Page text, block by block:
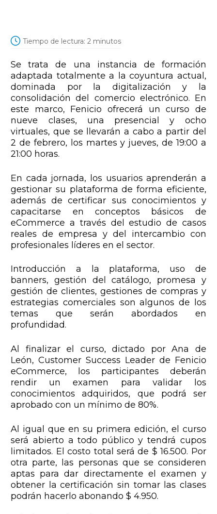
Tiempo de lectura: 2 minutos
Se trata de una instancia de formación
adaptada totalmente a la coyuntura actual,
dominada por la digitalización y la
consolidación del comercio electrónico. En
este marco, Fenicio ofrecerá un curso de
nueve clases, una presencial y ocho
virtuales, que se llevarán a cabo a partir del
2 de febrero, los martes y jueves, de 19:00 a
21:00 horas.
En cada jornada, los usuarios aprenderán a
gestionar su plataforma de forma eficiente,
además de certificar sus conocimientos y
capacitarse en conceptos básicos de
eCommerce a través del estudio de casos
reales de empresa y del intercambio con
profesionales líderes en el sector.
Introducción a la plataforma, uso de
banners, gestión del catálogo, promesa y
gestión de clientes, gestiones de compras y
estrategias comerciales son algunos de los
temas que serán abordados en
profundidad.
Al finalizar el curso, dictado por Ana de
León, Customer Success Leader de Fenicio
eCommerce, los participantes deberán
rendir un examen para validar los
conocimientos adquiridos, que podrá ser
aprobado con un mínimo de 80%.
Al igual que en su primera edición, el curso
será abierto a todo público y tendrá cupos
limitados. El costo total será de $ 16.500. Por
otra parte, las personas que se consideren
aptas para dar directamente el examen y
obtener la certificación sin tomar las clases
podrán hacerlo abonando $ 4.950.